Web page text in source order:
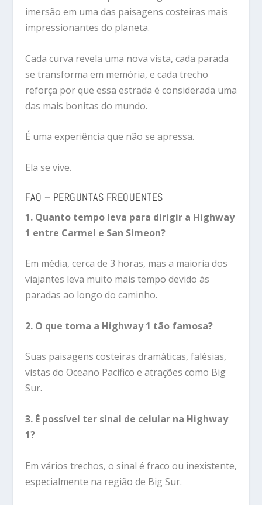
imersão em uma das paisagens costeiras mais
impressionantes do planeta.
Cada curva revela uma nova vista, cada parada
se transforma em memória, e cada trecho
reforça por que essa estrada é considerada uma
das mais bonitas do mundo.
É uma experiência que não se apressa.
Ela se vive.
FAQ – PERGUNTAS FREQUENTES
1. Quanto tempo leva para dirigir a Highway
1 entre Carmel e San Simeon?
Em média, cerca de 3 horas, mas a maioria dos
viajantes leva muito mais tempo devido às
paradas ao longo do caminho.
2. O que torna a Highway 1 tão famosa?
Suas paisagens costeiras dramáticas, falésias,
vistas do Oceano Pacífico e atrações como Big
Sur.
3. É possível ter sinal de celular na Highway
1?
Em vários trechos, o sinal é fraco ou inexistente,
especialmente na região de Big Sur.